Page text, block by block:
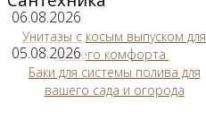
06.08.2026
Унитазы с косым выпуском для
вашего комфорта
05.08.2026
Баки для системы полива для
вашего сада и огорода